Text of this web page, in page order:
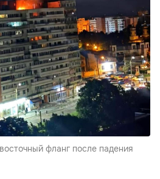
фланг после падения